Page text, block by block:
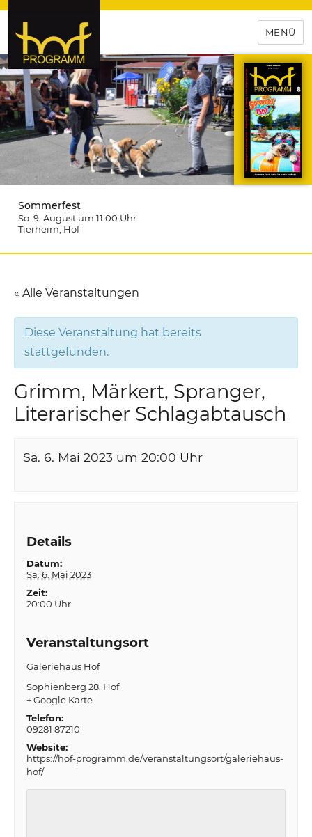
hof-programm – das
Veranstaltungsportal für
Hochfranken
MENÜ
Sommerfest
So. 9. August um 11:00 Uhr
Tierheim , Hof
« Alle Veranstaltungen
Diese Veranstaltung hat bereits
stattgefunden.
Grimm, Märkert, Spranger,
Literarischer Schlagabtausch
Sa. 6. Mai 2023 um 20:00 Uhr
Details
Datum:
Sa. 6. Mai 2023
Zeit:
20:00 Uhr
Veranstaltungsort
Galeriehaus Hof
Sophienberg 28 Hof
+ Google Karte
Telefon:
09281 87210
Website:
https://hof-programm.de/veranstaltungsort/galeriehaus-
hof/